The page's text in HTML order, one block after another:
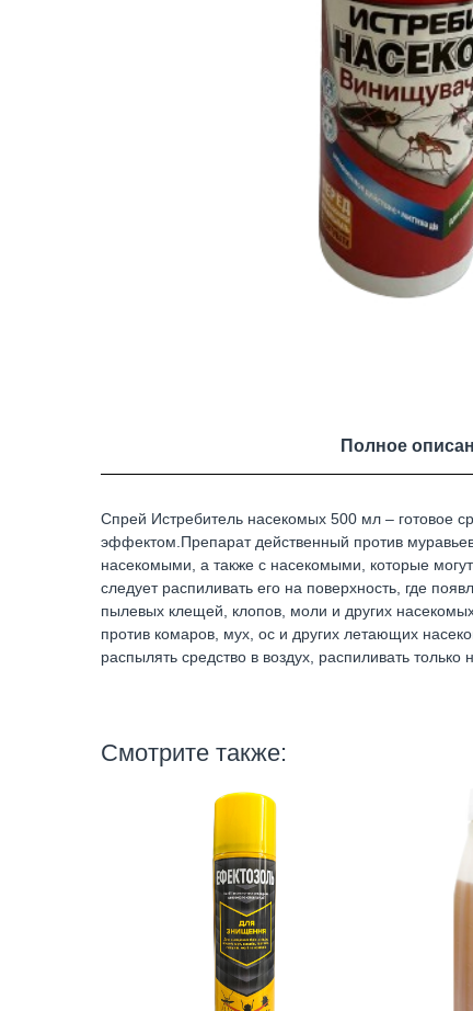
Полное
Спрей Истребитель насекомых 500 мл – готовое
эффектом.Препарат действенный против
насекомыми, а также с насекомыми, которые
следует распиливать его на поверхность, где
пылевых клещей, клопов, моли и других
против комаров, мух, ос и других летающих
распылять средство в воздух, распиливать только
Смотрите также: